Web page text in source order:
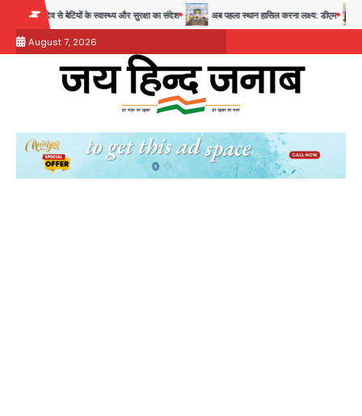
content
से बेटियों के स्वास्थ्य और सुरक्षा का संदेश अब पहला स्थान हासिल करना लक्ष्य: डीएम 28 साल बाद
August 7, 2026